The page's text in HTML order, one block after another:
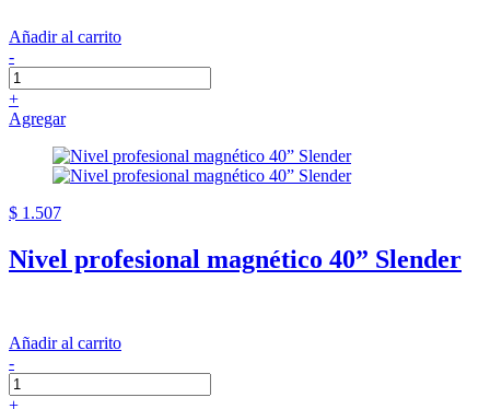
Añadir al carrito
-
+
Agregar
$ 1.507
Nivel profesional magnético 40” Slender
Añadir al carrito
-